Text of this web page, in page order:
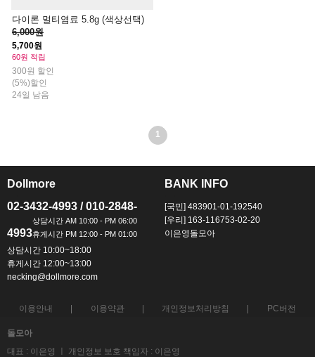
다이론 멀티염료 5.8g (색상선택)
6,000원
5,700원
60원 적립
300원 할인
(5%)할인
24일 남음
1
Dollmore
02-3432-4993 / 010-2848-
4993
상담시간 10:00~18:00
휴게시간 12:00~13:00
necking@dollmore.com
BANK INFO
[국민] 483901-01-192540
[우리] 163-116753-02-20
이은영돌모아
이용안내 이용약관 개인정보처리방침 PC버전
돌모아
대표 : 이은영 ㅣ 개인정보 보호 책임자 : 이은영